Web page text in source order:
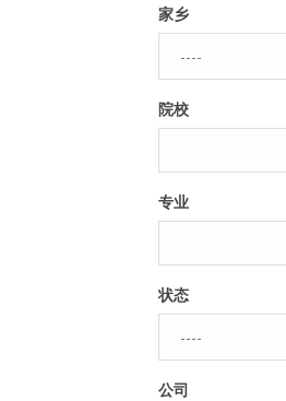
家乡
院校
专业
状态
公司